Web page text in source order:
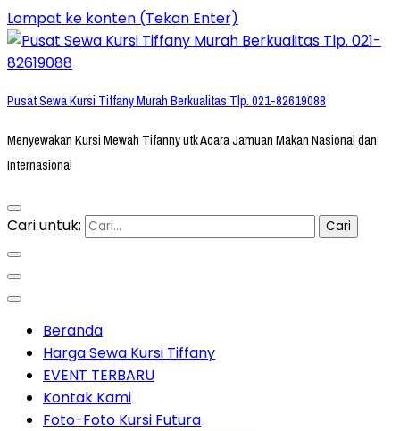
Lompat ke konten (Tekan Enter)
Pusat Sewa Kursi Tiffany Murah Berkualitas Tlp. 021-82619088
Menyewakan Kursi Mewah Tifanny utk Acara Jamuan Makan Nasional dan
Internasional
Cari untuk:
Beranda
Harga Sewa Kursi Tiffany
EVENT TERBARU
Kontak Kami
Foto-Foto Kursi Futura